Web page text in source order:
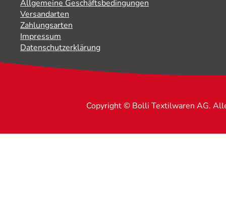
Allgemeine Geschäftsbedingungen
Versandarten
Zahlungsarten
Impressum
Datenschutzerklärung
Copyright © Bolli Textilwaren AG.